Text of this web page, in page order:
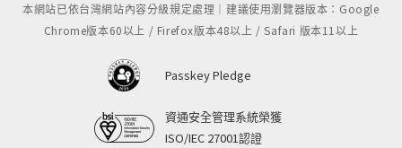
本網站已依台灣網站內容分級規定處理｜建議使用瀏覽器版本：Google
Chrome版本60以上 / Firefox版本48以上 / Safari 版本11以上
Passkey Pledge
資通安全管理系統榮獲
ISO/IEC 27001認證